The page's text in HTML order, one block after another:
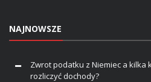
NAJNOWSZE
Zwrot podatku z Niemiec a kilka
rozliczyć dochody?